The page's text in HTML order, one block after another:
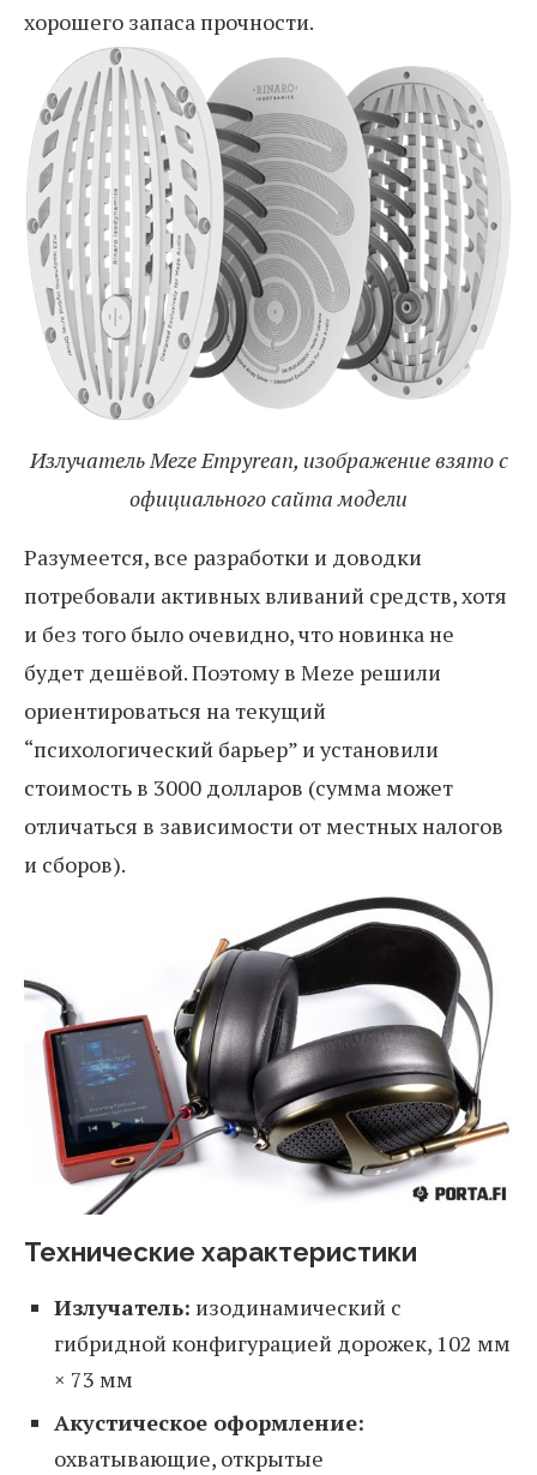
хорошего запаса прочности.
Излучатель Meze Empyrean, изображение взято с
официального сайта модели
Разумеется, все разработки и доводки
потребовали активных вливаний средств, хотя
и без того было очевидно, что новинка не
будет дешёвой. Поэтому в Meze решили
ориентироваться на текущий
“психологический барьер” и установили
стоимость в 3000 долларов (сумма может
отличаться в зависимости от местных налогов
и сборов).
Технические характеристики
Излучатель: изодинамический с
гибридной конфигурацией дорожек, 102 мм
× 73 мм
Акустическое оформление:
охватывающие, открытые